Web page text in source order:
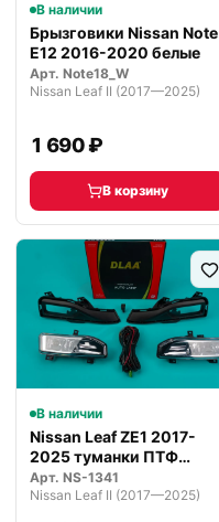
В наличии
Брызговики Nissan Note
E12 2016-2020 белые
Арт. Note18_W
Nissan Leaf II (2017—2025)
1 690 ₽
В корзину
В наличии
Nissan Leaf ZE1 2017-
2025 туманки ПТФ
комплект
Арт. NS-1341
Nissan Leaf II (2017—2025)